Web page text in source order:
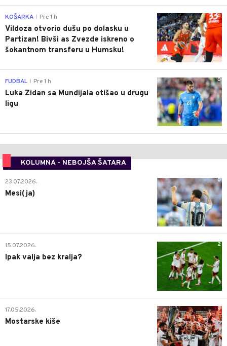
0
KOŠARKA Pre 1 h
Vildoza otvorio dušu po dolasku u
Partizan! Bivši as Zvezde iskreno o
šokantnom transferu u Humsku!
0
FUDBAL Pre 1 h
Luka Zidan sa Mundijala otišao u drugu
ligu
KOLUMNA - NEBOJŠA ŠATARA
0
23.07.2026.
Mesi(ja)
2
15.07.2026.
Ipak valja bez kralja?
0
17.05.2026.
Mostarske kiše